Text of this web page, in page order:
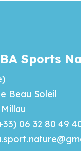
Sports
Beau Soleil
06 32 80 49